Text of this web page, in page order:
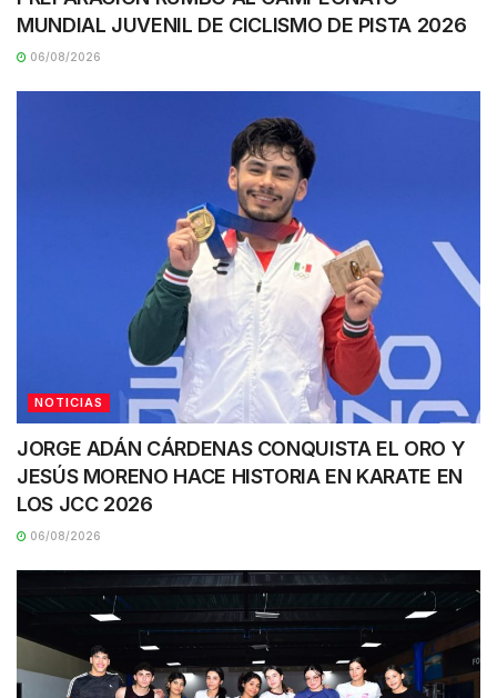
MUNDIAL JUVENIL DE CICLISMO DE PISTA 2026
06/08/2026
NOTICIAS
JORGE ADÁN CÁRDENAS CONQUISTA EL ORO Y
JESÚS MORENO HACE HISTORIA EN KARATE EN
LOS JCC 2026
06/08/2026